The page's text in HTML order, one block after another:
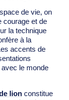
de vie, on
courage et de
la technique
à la
accents de
le monde
lion constitue